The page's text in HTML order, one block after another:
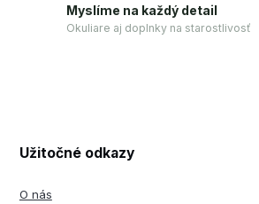
Myslíme na každý detail
Okuliare aj doplnky na starostlivosť
Užitočné odkazy
O nás